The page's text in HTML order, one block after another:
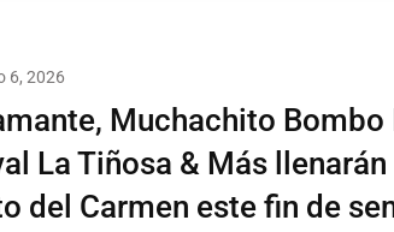
6, 2026
Muchachito Bombo
La Tiñosa & Más
del Carmen este fin de